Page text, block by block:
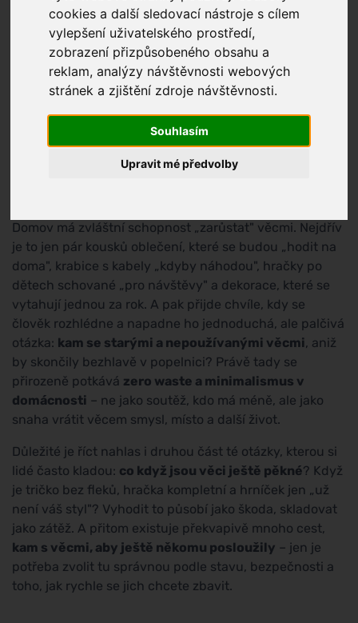
cookies a další sledovací nástroje s cílem
vylepšení uživatelského prostředí,
zobrazení přizpůsobeného obsahu a
reklam, analýzy návštěvnosti webových
stránek a zjištění zdroje návštěvnosti.
Souhlasím
Upravit mé předvolby
Domov má zvláštní schopnost „zarůstat" věcmi. Nejdřív
je to jen pár kousků oblečení, které se budou „hodit na
doma", krabice s kabely „kdyby náhodou", hračky po
dětech schované „pro návštěvy" a dekorace, které se
vytahují jednou za rok. A pak přijde chvíle, kdy se
člověk rozhlédne a napadne ho jednoduchá, ale palčivá
otázka: kam se starými a nepoužívanými věcmi, aniž
by skončily bezhlavě v popelnici? Právě tady se
přirozeně potkává zero waste a minimalismus v
domácnosti – ne jako soutěž, kdo má méně, ale jako
snaha vrátit věcem smysl, místo a další život.
Důležité je říct nahlas i druhou část té otázky, kterou si
lidé často kladou: co když jsou věci ještě pěkné? Když
je tričko bez fleků, hračka kompletní a hrníček jen „už
není váš styl"? Vyhodit to působí jako škoda, skladovat
jako zátěž. A přitom existuje překvapivě mnoho cest,
kam s věcmi, aby ještě někomu posloužily – jen je
potřeba zvolit tu správnou podle stavu, bezpečnosti a
toho, jak rychle se jich chcete zbavit.